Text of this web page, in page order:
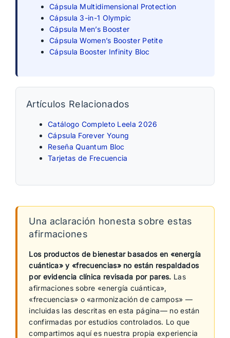
Cápsula Multidimensional Protection
Cápsula 3-in-1 Olympic
Cápsula Men’s Booster
Cápsula Women’s Booster Petite
Cápsula Booster Infinity Bloc
Artículos Relacionados
Catálogo Completo Leela 2026
Cápsula Forever Young
Reseña Quantum Bloc
Tarjetas de Frecuencia
Una aclaración honesta sobre estas
afirmaciones
Los productos de bienestar basados en «energía
cuántica» y «frecuencias» no están respaldados
por evidencia clínica revisada por pares. Las
afirmaciones sobre «energía cuántica»,
«frecuencias» o «armonización de campos» —
incluidas las descritas en esta página— no están
confirmadas por estudios controlados. Lo que
compartimos aquí es nuestra propia experiencia